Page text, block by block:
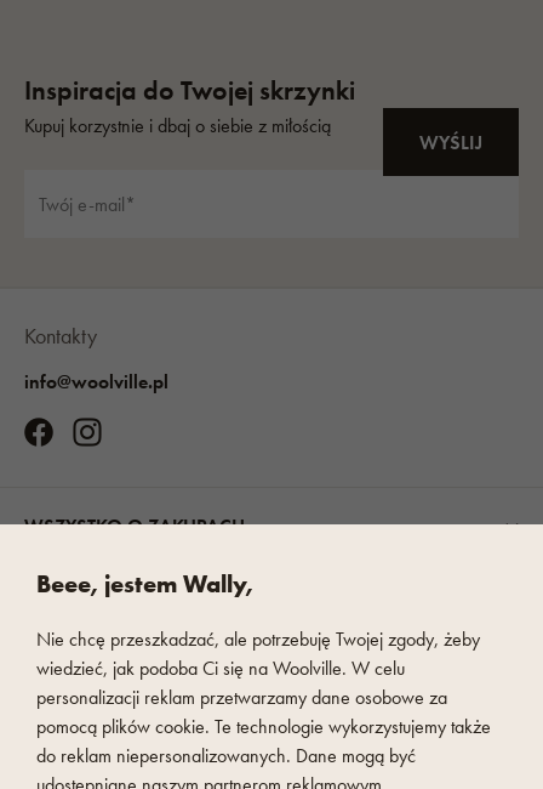
Kontakty
info@woolville.pl
WSZYSTKO O ZAKUPACH
WOOLVILLE
OPCJE DOSTAWY
Beee, jestem Wally,
Nie chcę przeszkadzać, ale potrzebuję Twojej zgody, żeby
wiedzieć, jak podoba Ci się na Woolville. W celu
personalizacji reklam przetwarzamy dane osobowe za
pomocą plików cookie. Te technologie wykorzystujemy także
do reklam niepersonalizowanych. Dane mogą być